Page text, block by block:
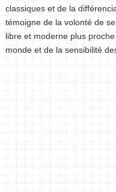
classiques et de la
témoigne de la volonté de
libre et moderne plus
monde et de la sensibilité